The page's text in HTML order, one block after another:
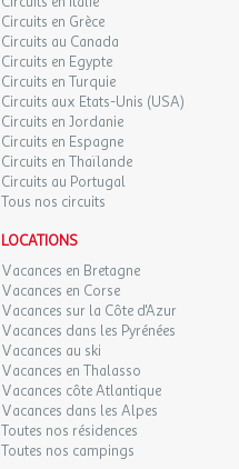
Circuits en Grèce
Circuits au Canada
Circuits en Egypte
Circuits en Turquie
Circuits aux Etats-Unis (USA)
Circuits en Jordanie
Circuits en Espagne
Circuits en Thaïlande
Circuits au Portugal
Tous nos circuits
LOCATIONS
Vacances en Bretagne
Vacances en Corse
Vacances sur la Côte d'Azur
Vacances dans les Pyrénées
Vacances au ski
Vacances en Thalasso
Vacances côte Atlantique
Vacances dans les Alpes
Toutes nos résidences
Toutes nos campings